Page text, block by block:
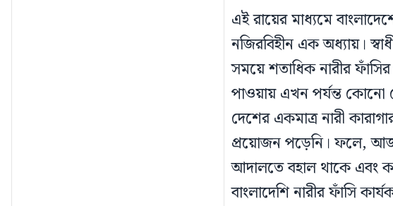
এই রায়ের মাধ্যমে
নজিরবিহীন এক অধ্যায়।
সময়ে শতাধিক নারীর
পাওয়ায় এখন পর্যন্ত কোনো
দেশের একমাত্র নারী
প্রয়োজন পড়েনি। ফলে, আজ
আদালতে বহাল থাকে এবং
বাংলাদেশি নারীর ফাঁসি